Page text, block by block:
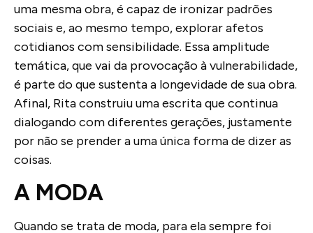
uma mesma obra, é capaz de ironizar padrões
sociais e, ao mesmo tempo, explorar afetos
cotidianos com sensibilidade. Essa amplitude
temática, que vai da provocação à vulnerabilidade,
é parte do que sustenta a longevidade de sua obra.
Afinal, Rita construiu uma escrita que continua
dialogando com diferentes gerações, justamente
por não se prender a uma única forma de dizer as
coisas.
A MODA
Quando se trata de moda, para ela sempre foi